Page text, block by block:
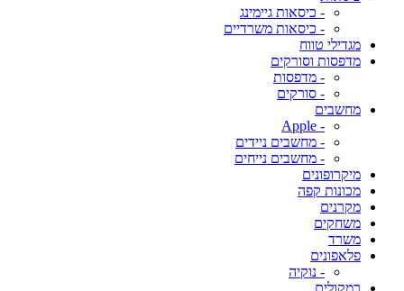
- כיסאות גיימינג
- כיסאות משרדיים
מגדילי טווח
מדפסות וסורקים
- מדפסות
- סורקים
מחשבים
- Apple
- מחשבים ניידים
- מחשבים נייחים
מיקרופונים
מכונות קפה
מקרנים
משחקים
משרד
פלאפונים
- נוקיה
רמקולים